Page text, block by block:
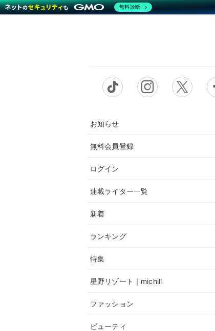
お知らせ
無料会員登録
ログイン
連載ライター一覧
新着
ランキング
特集
星野リゾート｜michill
ファッション
ビューティ
無料診断